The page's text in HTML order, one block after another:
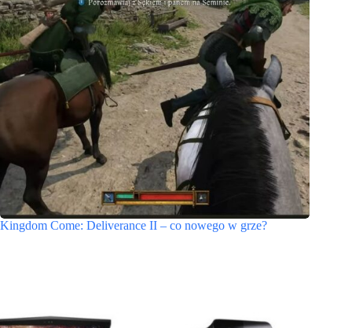
Kingdom Come: Deliverance II – co nowego w grze?